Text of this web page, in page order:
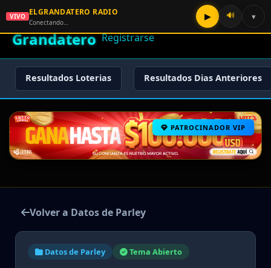
🌟 El
Grandatero
🔑 Iniciar Sesión
📝
Registrarse
Resultados Loterias Resultados Dias Anteriores
PATROCINADOR VIP
Volver a Datos de Parley
Datos de Parley Tema Abierto
VIVO ELGRANDATERO RADIO
Conectando…
▶ 🔊 ▾